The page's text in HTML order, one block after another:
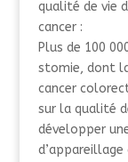
qualité de vie
cancer :
Plus de 100
stomie, dont
cancer
sur la qualité
développer